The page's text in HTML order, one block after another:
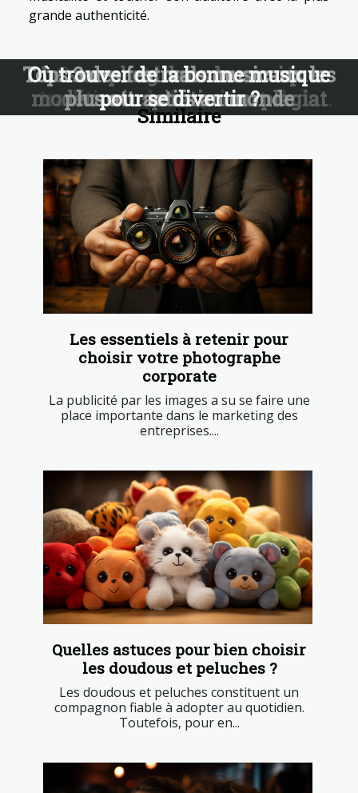
grande authenticité.
Similaire
Les essentiels à retenir pour
choisir votre photographe
corporate
La publicité par les images a su se faire une
place importante dans le marketing des
entreprises....
Quelles astuces pour bien choisir
les doudous et peluches ?
Les doudous et peluches constituent un
compagnon fiable à adopter au quotidien.
Toutefois, pour en...
Comment les instruments
traditionnels favorisent-ils la
relaxation ?
Le sampling dans la musique
moderne inspiration ou plagiat
Tops 3 des festivals musicaux les
plus attractifs au monde
Où trouver de la bonne musique
pour se divertir ?